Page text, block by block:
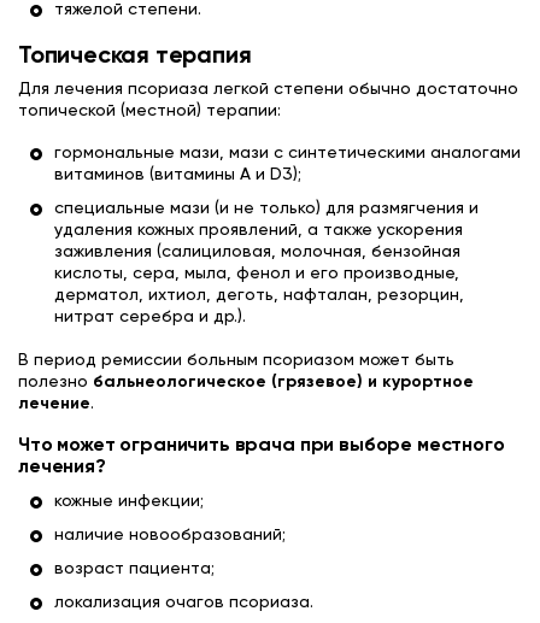
тяжелой степени.
Топическая терапия
Для лечения псориаза легкой степени обычно достаточно
топической (местной) терапии:
гормональные мази, мази с синтетическими аналогами
витаминов (витамины А и D3);
специальные мази (и не только) для размягчения и
удаления кожных проявлений, а также ускорения
заживления (салициловая, молочная, бензойная
кислоты, сера, мыла, фенол и его производные,
дерматол, ихтиол, деготь, нафталан, резорцин,
нитрат серебра и др.).
В период ремиссии больным псориазом может быть
полезно бальнеологическое (грязевое) и курортное
лечение.
Что может ограничить врача при выборе местного
лечения?
кожные инфекции;
наличие новообразований;
возраст пациента;
локализация очагов псориаза.